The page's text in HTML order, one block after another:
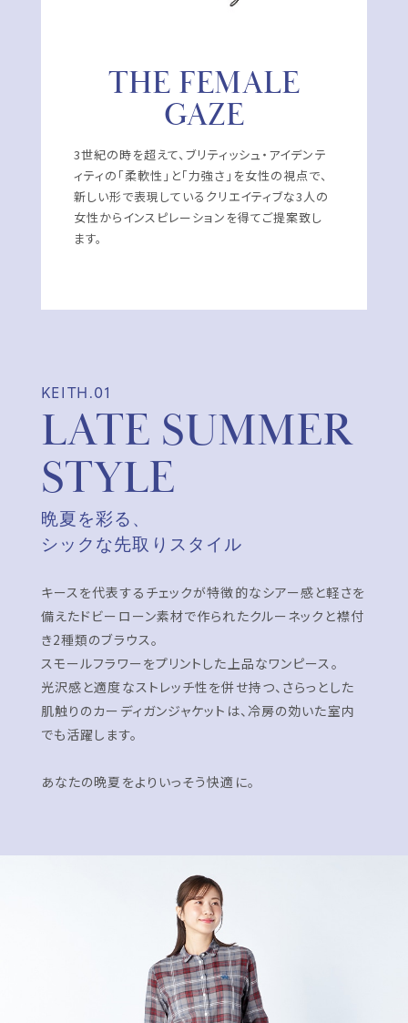
THE FEMALE
GAZE
3世紀の時を超えて、ブリティッシュ・アイデンテ
ィティの「柔軟性」と「力強さ」を女性の視点で、
新しい形で表現しているクリエイティブな3人の
女性からインスピレーションを得てご提案致し
ます。
KEITH.01
LATE SUMMER
STYLE
晩夏を彩る、
シックな先取りスタイル
キースを代表するチェックが特徴的なシアー感と軽さを
備えたドビーローン素材で作られたクルーネックと襟付
き2種類のブラウス。
スモールフラワーをプリントした上品なワンピース。
光沢感と適度なストレッチ性を併せ持つ、さらっとした
肌触りのカーディガンジャケットは、冷房の効いた室内
でも活躍します。
あなたの晩夏をよりいっそう快適に。